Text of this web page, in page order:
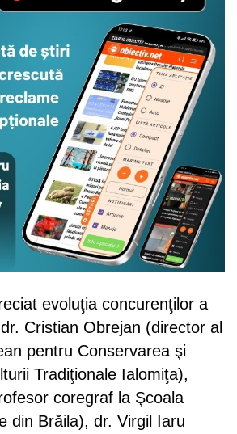
evoluţia concurenţilor a
Cristian Obrejan (director al
pentru Conservarea şi
Tradiţionale Ialomiţa),
coregraf la Şcoala
din Brăila), dr. Virgil Iaru